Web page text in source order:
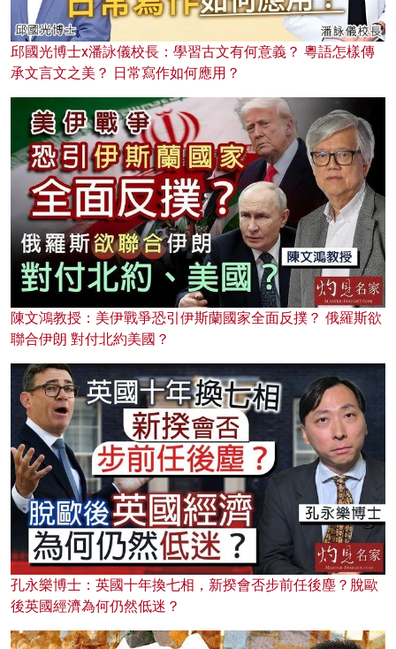
邱國光博士x潘詠儀校長：學習古文有何意義？ 粵語怎樣傳
承文言文之美？ 日常寫作如何應用？
陳文鴻教授：美伊戰爭恐引伊斯蘭國家全面反撲？ 俄羅斯欲
聯合伊朗 對付北約美國？
孔永樂博士：英國十年換七相，新揆會否步前任後塵？脫歐
後英國經濟為何仍然低迷？